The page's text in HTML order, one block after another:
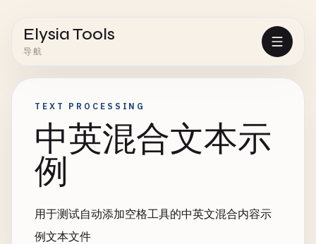
Elysia Tools
导航
TEXT PROCESSING
中英混合文本示
例
用于测试自动添加空格工具的中英文混合内容示
例文本文件